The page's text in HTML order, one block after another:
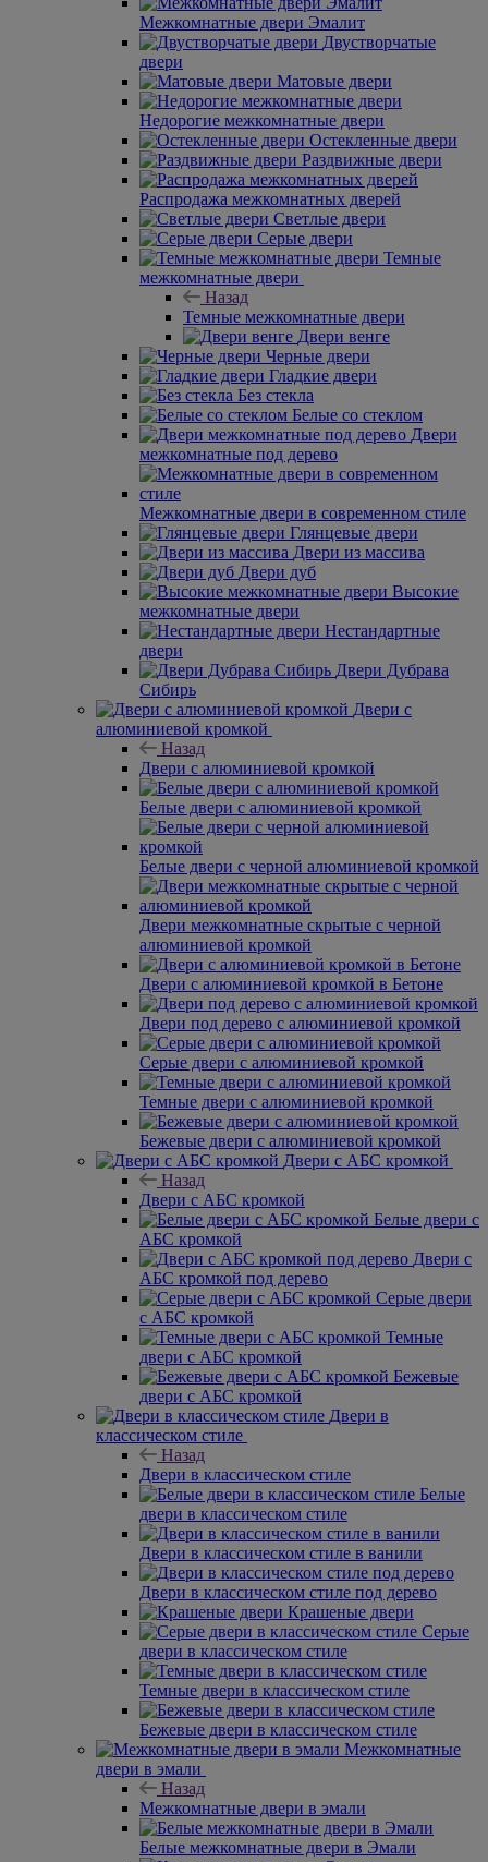
Межкомнатные двери Эмалит
Двустворчатые
двери
Матовые двери
Недорогие межкомнатные двери
Остекленные двери
Раздвижные двери
Распродажа межкомнатных дверей
Светлые двери
Серые двери
Темные
межкомнатные двери
Назад
Темные межкомнатные двери
Двери венге
Черные двери
Гладкие двери
Без стекла
Белые со стеклом
Двери
межкомнатные под дерево
Межкомнатные двери в современном стиле
Глянцевые двери
Двери из массива
Двери дуб
Высокие
межкомнатные двери
Нестандартные
двери
Двери Дубрава
Сибирь
Двери с
алюминиевой кромкой
Назад
Двери с алюминиевой кромкой
Белые двери с алюминиевой кромкой
Белые двери с черной алюминиевой кромкой
Двери межкомнатные скрытые с черной
алюминиевой кромкой
Двери с алюминиевой кромкой в Бетоне
Двери под дерево с алюминиевой кромкой
Серые двери с алюминиевой кромкой
Темные двери с алюминиевой кромкой
Бежевые двери с алюминиевой кромкой
Двери с АБС кромкой
Назад
Двери с АБС кромкой
Белые двери с
АБС кромкой
Двери с
АБС кромкой под дерево
Серые двери
с АБС кромкой
Темные
двери с АБС кромкой
Бежевые
двери с АБС кромкой
Двери в
классическом стиле
Назад
Двери в классическом стиле
Белые
двери в классическом стиле
Двери в классическом стиле в ванили
Двери в классическом стиле под дерево
Крашеные двери
Серые
двери в классическом стиле
Темные двери в классическом стиле
Бежевые двери в классическом стиле
Межкомнатные
двери в эмали
Назад
Межкомнатные двери в эмали
Белые межкомнатные двери в Эмали